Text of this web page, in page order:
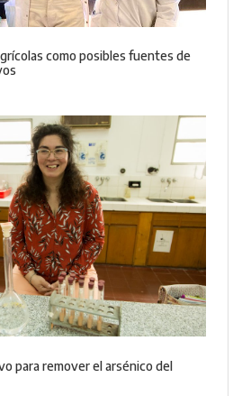
como posibles fuentes de
para remover el arsénico del